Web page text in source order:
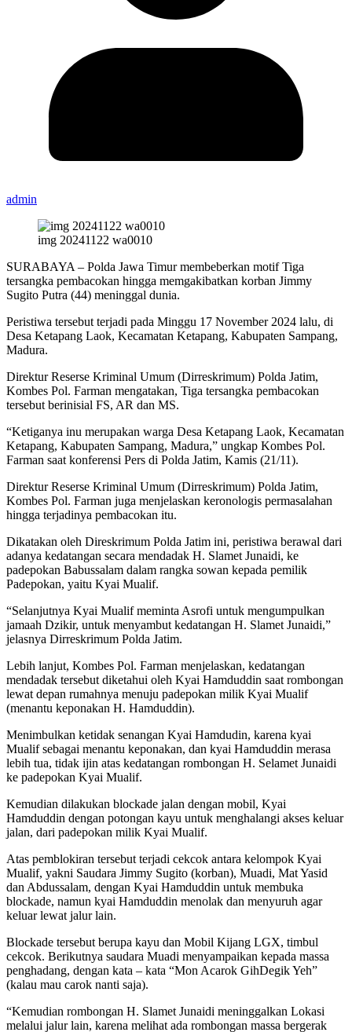
admin
img 20241122 wa0010
SURABAYA – Polda Jawa Timur membeberkan motif Tiga
tersangka pembacokan hingga memgakibatkan korban Jimmy
Sugito Putra (44) meninggal dunia.
Peristiwa tersebut terjadi pada Minggu 17 November 2024 lalu, di
Desa Ketapang Laok, Kecamatan Ketapang, Kabupaten Sampang,
Madura.
Direktur Reserse Kriminal Umum (Dirreskrimum) Polda Jatim,
Kombes Pol. Farman mengatakan, Tiga tersangka pembacokan
tersebut berinisial FS, AR dan MS.
“Ketiganya inu merupakan warga Desa Ketapang Laok, Kecamatan
Ketapang, Kabupaten Sampang, Madura,” ungkap Kombes Pol.
Farman saat konferensi Pers di Polda Jatim, Kamis (21/11).
Direktur Reserse Kriminal Umum (Dirreskrimum) Polda Jatim,
Kombes Pol. Farman juga menjelaskan keronologis permasalahan
hingga terjadinya pembacokan itu.
Dikatakan oleh Direskrimum Polda Jatim ini, peristiwa berawal dari
adanya kedatangan secara mendadak H. Slamet Junaidi, ke
padepokan Babussalam dalam rangka sowan kepada pemilik
Padepokan, yaitu Kyai Mualif.
“Selanjutnya Kyai Mualif meminta Asrofi untuk mengumpulkan
jamaah Dzikir, untuk menyambut kedatangan H. Slamet Junaidi,”
jelasnya Dirreskrimum Polda Jatim.
Lebih lanjut, Kombes Pol. Farman menjelaskan, kedatangan
mendadak tersebut diketahui oleh Kyai Hamduddin saat rombongan
lewat depan rumahnya menuju padepokan milik Kyai Mualif
(menantu keponakan H. Hamduddin).
Menimbulkan ketidak senangan Kyai Hamdudin, karena kyai
Mualif sebagai menantu keponakan, dan kyai Hamduddin merasa
lebih tua, tidak ijin atas kedatangan rombongan H. Selamet Junaidi
ke padepokan Kyai Mualif.
Kemudian dilakukan blockade jalan dengan mobil, Kyai
Hamduddin dengan potongan kayu untuk menghalangi akses keluar
jalan, dari padepokan milik Kyai Mualif.
Atas pemblokiran tersebut terjadi cekcok antara kelompok Kyai
Mualif, yakni Saudara Jimmy Sugito (korban), Muadi, Mat Yasid
dan Abdussalam, dengan Kyai Hamduddin untuk membuka
blockade, namun kyai Hamduddin menolak dan menyuruh agar
keluar lewat jalur lain.
Blockade tersebut berupa kayu dan Mobil Kijang LGX, timbul
cekcok. Berikutnya saudara Muadi menyampaikan kepada massa
penghadang, dengan kata – kata “Mon Acarok GihDegik Yeh”
(kalau mau carok nanti saja).
“Kemudian rombongan H. Slamet Junaidi meninggalkan Lokasi
melalui jalur lain, karena melihat ada rombongan massa bergerak